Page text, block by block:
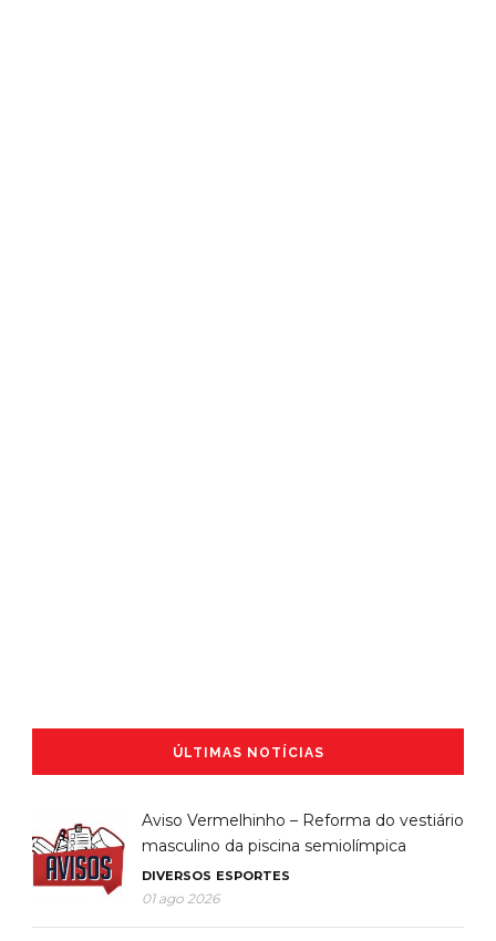
ÚLTIMAS NOTÍCIAS
Aviso Vermelhinho – Reforma do vestiário
masculino da piscina semiolímpica
DIVERSOS ESPORTES
01 ago 2026